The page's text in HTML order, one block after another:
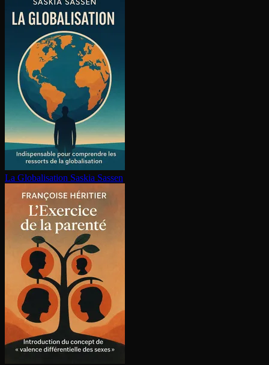
La Glo­ba­li­sa­tion Saskia Sassen